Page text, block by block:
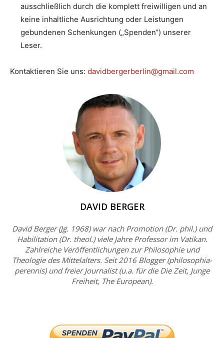
ausschließlich durch die komplett freiwilligen und an
keine inhaltliche Ausrichtung oder Leistungen
gebundenen Schenkungen („Spenden“) unserer
Leser.
Kontaktieren Sie uns: davidbergerberlin@gmail.com
DAVID BERGER
David Berger (Jg. 1968) war nach Promotion (Dr. phil.) und
Habilitation (Dr. theol.) viele Jahre Professor im Vatikan.
Zahlreiche Veröffentlichungen zur Philosophie und
Theologie des Mittelalters. Seit 2016 Blogger (philosophia-
perennis) und freier Journalist (u.a. für die Die Zeit, Junge
Freiheit, The European).